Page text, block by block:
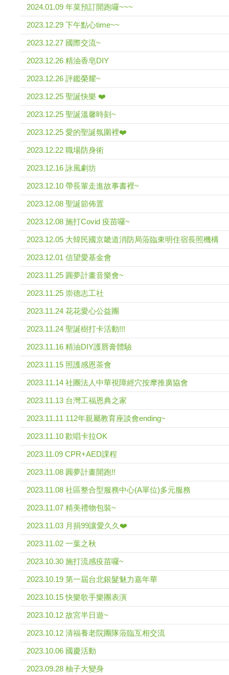
2024.01.09 年菜預訂開跑囉~~~
2023.12.29 下午點心time~~
2023.12.27 國際交流~
2023.12.26 精油香皂DIY
2023.12.26 評鑑榮耀~
2023.12.25 聖誕快樂 ❤️
2023.12.25 聖誕溫馨時刻~
2023.12.25 愛的聖誕氛圍裡❤️
2023.12.22 職場防身術
2023.12.16 詠風劇坊
2023.12.10 帶長輩走進故事書裡~
2023.12.08 聖誕節佈置
2023.12.08 施打Covid 疫苗囉~
2023.12.05 大韓民國京畿道消防局蒞臨東明住宿長照機構
2023.12.01 信望愛基金會
2023.11.25 圓夢計畫音樂會~
2023.11.25 崇德志工社
2023.11.24 花花愛心公益團
2023.11.24 聖誕樹打卡活動!!!
2023.11.16 精油DIY護唇膏體驗
2023.11.15 照護感恩茶會
2023.11.14 社團法人中華視障經穴按摩推廣協會
2023.11.13 台灣工福恩典之家
2023.11.11 112年親屬教育座談會ending~
2023.11.10 歡唱卡拉OK
2023.11.09 CPR+AED課程
2023.11.08 圓夢計畫開跑!!
2023.11.08 社區整合型服務中心(A單位)多元服務
2023.11.07 精美禮物包裝~
2023.11.03 月捐99讓愛久久❤️
2023.11.02 一葉之秋
2023.10.30 施打流感疫苗囉~
2023.10.19 第一屆台北銀髮魅力嘉年華
2023.10.15 快樂歌手樂團表演
2023.10.12 故宮半日遊~
2023.10.12 清福養老院團隊蒞臨互相交流
2023.10.06 國慶活動
2023.09.28 柚子大變身